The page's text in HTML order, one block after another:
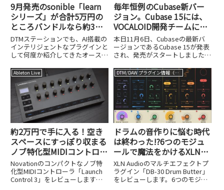
9月発売のsonible「learn
シリーズ」が合計5万円の
ところバンドルなら約3万
円！AIを駆使した新世代の
ミキシングがスゴすぎる！
DTMステーションでも、AI搭載の
インテリジェントなプラグインと
して何度か紹介してきたオースト
sonibleから、新たに「learn」と
名付けられたシリーズが9月に日
本上陸し、その全5製品をバンド
ルした「...
毎年恒例のCubase新バー
ジョン。Cubase 15には、
VOCALOID開発チームによ
る新たなプラグイン、AIス
テム分離、Newシンセ＆エ
フェクトが新搭載！
本日11月6日、Cubaseの最新バ
ージョンであるCubase 15が発表
され、発売がスタートしました。
ンエディタのメロディックモード
追加、VOCALOID開発チームが作
った新たな歌声合成
VSTi「Omnivo...
Ableton Live
約2万円で手に入る！空き
スペースにすっぽり収まる
ノブ特化型MIDIコントロー
ラ、Novation Launch
Control 3
Novationのコンパクトなノブ特
化型MIDIコントローラ「Launch
Control 3」をレビューします。
DTM/DAW プラグイン情報（VST AU AAX）
ドラムの音作りに悩む時代
は終わった!?6つのモジュ
ールで魔法をかけるXLN
Audio DB-30 Drum Butter
が発売
XLN Audioのマルチエフェクトプ
ラグイン「DB-30 Drum Butter」
をレビューします。6つのモジュ